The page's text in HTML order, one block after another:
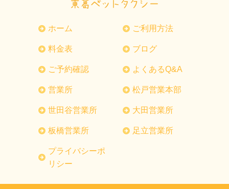
ホーム ご利用方法
料金表 ブログ
ご予約確認 よくあるQ&A
営業所 松戸営業本部
世田谷営業所 大田営業所
板橋営業所 足立営業所
プライバシーポ
リシー